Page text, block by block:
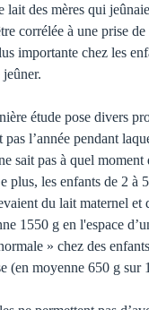
lait des mères qui
corrélée à une prise de
importante chez les
jeûner.
étude pose divers
pas l’année pendant
sait pas à quel moment
plus, les enfants de 2 à
du lait maternel et
1550 g en l'espace
» chez des
(en moyenne 650 g sur